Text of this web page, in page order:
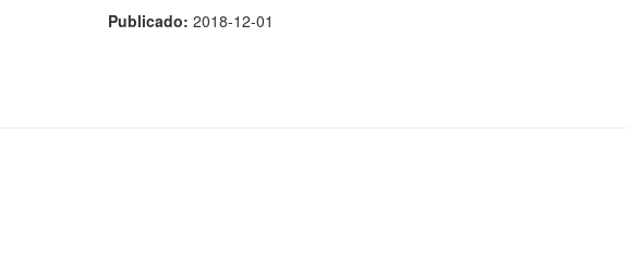
Publicado:2018-12-01